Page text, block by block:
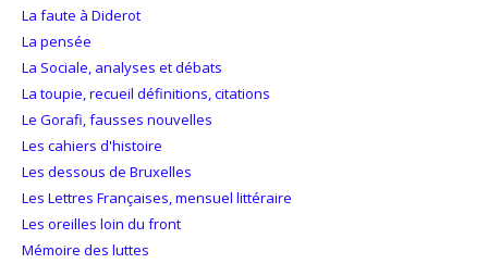
La faute à Diderot
La pensée
La Sociale, analyses et débats
La toupie, recueil définitions, citations
Le Gorafi, fausses nouvelles
Les cahiers d'histoire
Les dessous de Bruxelles
Les Lettres Françaises, mensuel littéraire
Les oreilles loin du front
Mémoire des luttes